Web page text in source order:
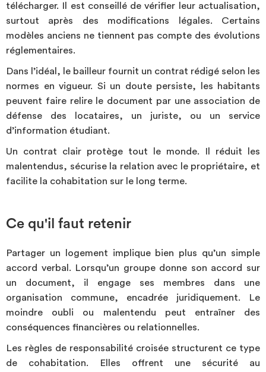
télécharger. Il est conseillé de vérifier leur actualisation,
surtout après des modifications légales. Certains
modèles anciens ne tiennent pas compte des évolutions
réglementaires.
Dans l’idéal, le bailleur fournit un contrat rédigé selon les
normes en vigueur. Si un doute persiste, les habitants
peuvent faire relire le document par une association de
défense des locataires, un juriste, ou un service
d’information étudiant.
Un contrat clair protège tout le monde. Il réduit les
malentendus, sécurise la relation avec le propriétaire, et
facilite la cohabitation sur le long terme.
Ce qu'il faut retenir
Partager un logement implique bien plus qu’un simple
accord verbal. Lorsqu’un groupe donne son accord sur
un document, il engage ses membres dans une
organisation commune, encadrée juridiquement. Le
moindre oubli ou malentendu peut entraîner des
conséquences financières ou relationnelles.
Les règles de responsabilité croisée structurent ce type
de cohabitation. Elles offrent une sécurité au